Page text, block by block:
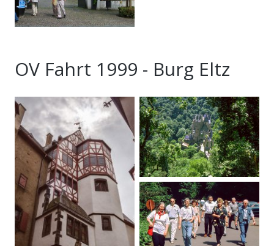
OV Fahrt 1999 - Burg Eltz